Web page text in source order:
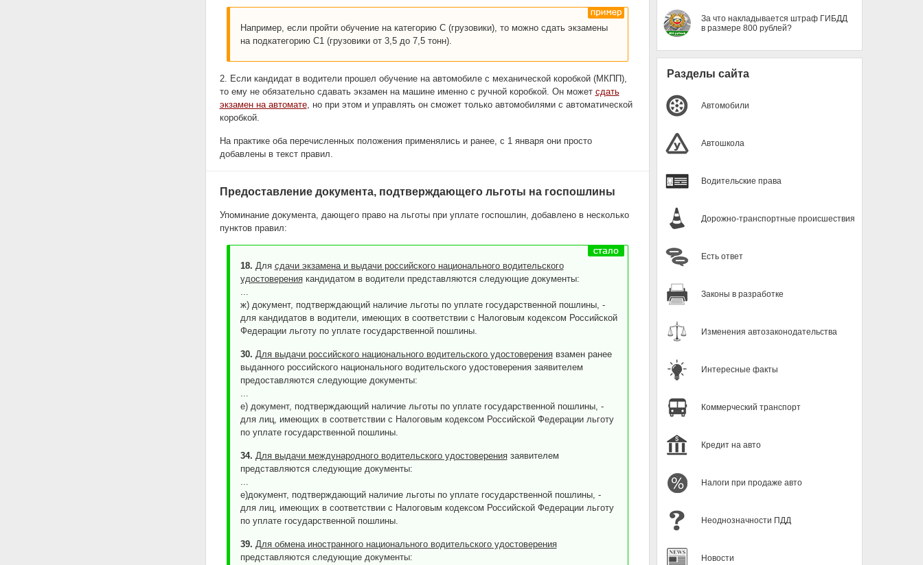
Например, если пройти обучение на категорию С (грузовики), то можно сдать экзамены
на подкатегорию С1 (грузовики от 3,5 до 7,5 тонн).
2. Если кандидат в водители прошел обучение на автомобиле с механической коробкой (МКПП),
то ему не обязательно сдавать экзамен на машине именно с ручной коробкой. Он может сдать
экзамен на автомате, но при этом и управлять он сможет только автомобилями с автоматической
коробкой.
На практике оба перечисленных положения применялись и ранее, с 1 января они просто
добавлены в текст правил.
Предоставление документа, подтверждающего льготы на госпошлины
Упоминание документа, дающего право на льготы при уплате госпошлин, добавлено в несколько
пунктов правил:
18. Для сдачи экзамена и выдачи российского национального водительского
удостоверениякандидатом в водители представляются следующие документы:
ж) документ, подтверждающий наличие льготы по уплате государственной пошлины, -
для кандидатов в водители, имеющих в соответствии с Налоговым кодексом Российской
Федерации льготу по уплате государственной пошлины.
30. Для выдачи российского национального водительского удостоверениявзамен ранее
выданного российского национального водительского удостоверения заявителем
предоставляются следующие документы:
е) документ, подтверждающий наличие льготы по уплате государственной пошлины, -
для лиц, имеющих в соответствии с Налоговым кодексом Российской Федерации льготу
по уплате государственной пошлины.
34. Для выдачи международного водительского удостоверениязаявителем
представляются следующие документы:
е)документ, подтверждающий наличие льготы по уплате государственной пошлины, -
для лиц, имеющих в соответствии с Налоговым кодексом Российской Федерации льготу
по уплате государственной пошлины.
39. Для обмена иностранного национального водительского удостоверения
представляются следующие документы:
За что накладывается штраф ГИБДД
в размере 800 рублей?
Разделы сайта
Автомобили
Автошкола
Водительские права
Дорожно-транспортные происшествия
Есть ответ
Законы в разработке
Изменения автозаконодательства
Интересные факты
Коммерческий транспорт
Кредит на авто
Налоги при продаже авто
Неоднозначности ПДД
Новости